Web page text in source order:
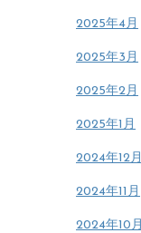
2025年4月
2025年3月
2025年2月
2025年1月
2024年12月
2024年11月
2024年10月